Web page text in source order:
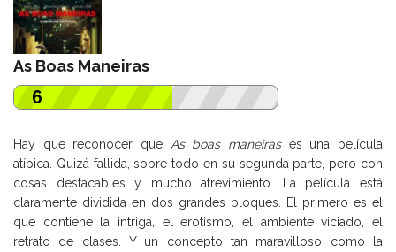
As Boas Maneiras
6
Hay que reconocer que As boas maneirases una película
atípica. Quizá fallida, sobre todo en su segunda parte, pero con
cosas destacables y mucho atrevimiento. La película está
claramente dividida en dos grandes bloques. El primero es el
que contiene la intriga, el erotismo, el ambiente viciado, el
retrato de clases. Y un concepto tan maravilloso como la